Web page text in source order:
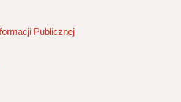
Publicznej